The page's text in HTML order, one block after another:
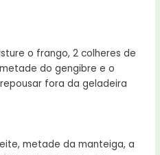
o frango, 2 colheres de
do gengibre e o
fora da geladeira
metade da manteiga, a